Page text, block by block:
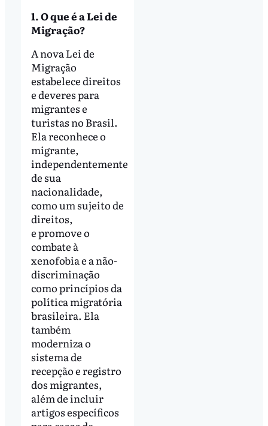
1. O que é a Lei de
Migração?
A nova Lei de
Migração
estabelece direitos
e deveres para
migrantes e
turistas no Brasil.
Ela reconhece o
migrante,
independentemente
de sua
nacionalidade,
como um sujeito de
direitos,
e promove o
combate à
xenofobia e a não-
discriminação
como princípios da
política migratória
brasileira. Ela
também
moderniza o
sistema de
recepção e registro
dos migrantes,
além de incluir
artigos específicos